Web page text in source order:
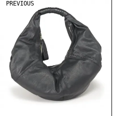
PREVIOUS